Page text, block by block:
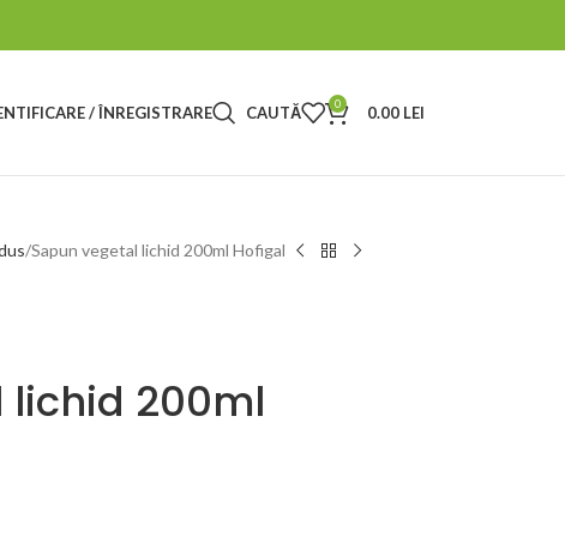
/ ÎNREGISTRARE CAUTĂ 0 0.00 LEI
Sapun vegetal lichid 200ml Hofigal
lichid 200ml